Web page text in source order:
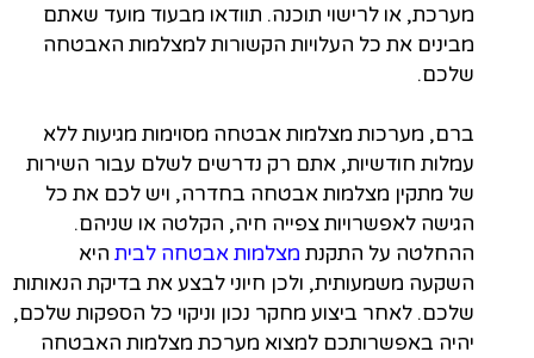
מערכת, או לרישוי תוכנה. תוודאו מבעוד מועד שאתם
מבינים את כל העלויות הקשורות למצלמות האבטחה
שלכם.
ברם, מערכות מצלמות אבטחה מסוימות מגיעות ללא
עמלות חודשיות, אתם רק נדרשים לשלם עבור השירות
של מתקין מצלמות אבטחה בחדרה, ויש לכם את כל
הגישה לאפשרויות צפייה חיה, הקלטה או שניהם.
ההחלטה על התקנת מצלמות אבטחה לבית היא
השקעה משמעותית, ולכן חיוני לבצע את בדיקת הנאותות
שלכם. לאחר ביצוע מחקר נכון וניקוי כל הספקות שלכם,
יהיה באפשרותכם למצוא מערכת מצלמות האבטחה